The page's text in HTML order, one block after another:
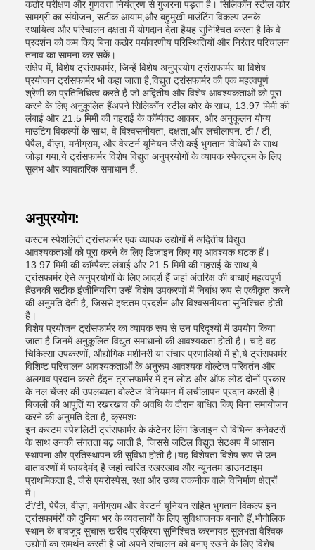
कठोर परीक्षण और गुणवत्ता नियंत्रण से गुजरना पड़ता है। सिलिकॉन स्टील कोर
सामग्री का संयोजन, सटीक आयाम,और बहुमुखी माउंटिंग विकल्प उनके
स्थायित्व और परिचालन दक्षता में योगदान देता हैयह सुनिश्चित करता है कि वे
प्रदर्शन को कम किए बिना कठोर पर्यावरणीय परिस्थितियों और निरंतर परिचालन
तनाव का सामना कर सकें।
संक्षेप में, विशेष ट्रांसफार्मर, जिन्हें विशेष अनुप्रयोग ट्रांसफार्मर या विशेष
प्रयोजन ट्रांसफार्मर भी कहा जाता है,विद्युत ट्रांसफार्मर की एक महत्वपूर्ण
श्रेणी का प्रतिनिधित्व करते हैं जो अद्वितीय और विशेष आवश्यकताओं को पूरा
करने के लिए अनुकूलित हैंअपने सिलिकॉन स्टील कोर के साथ, 13.97 मिमी की
लंबाई और 21.5 मिमी की गहराई के कॉम्पैक्ट आकार, और अनुकूलन योग्य
माउंटिंग विकल्पों के साथ, वे विश्वसनीयता, दक्षता,और लचीलापन. टी / टी,
पेपैल, वीज़ा, मनीग्राम, और वेस्टर्न यूनियन जैसे कई भुगतान विधियों के साथ
जोड़ा गया,ये ट्रांसफार्मर विशेष विद्युत अनुप्रयोगों के व्यापक स्पेक्ट्रम के लिए
सुलभ और व्यावहारिक समाधान हैं.
अनुप्रयोग:
कस्टम स्पेशलिटी ट्रांसफार्मर एक व्यापक उद्योगों में अद्वितीय विद्युत
आवश्यकताओं को पूरा करने के लिए डिज़ाइन किए गए आवश्यक घटक हैं।
13.97 मिमी की कॉम्पैक्ट लंबाई और 21.5 मिमी की गहराई के साथ,ये
ट्रांसफार्मर ऐसे अनुप्रयोगों के लिए आदर्श हैं जहां अंतरिक्ष की बाधाएं महत्वपूर्ण
हैंउनकी सटीक इंजीनियरिंग उन्हें विशेष उपकरणों में निर्बाध रूप से एकीकृत करने
की अनुमति देती है, जिससे इष्टतम प्रदर्शन और विश्वसनीयता सुनिश्चित होती
है।
विशेष प्रयोजन ट्रांसफार्मर का व्यापक रूप से उन परिदृश्यों में उपयोग किया
जाता है जिनमें अनुकूलित विद्युत समाधानों की आवश्यकता होती है। चाहे वह
चिकित्सा उपकरणों, औद्योगिक मशीनरी या संचार प्रणालियों में हो,ये ट्रांसफार्मर
विशिष्ट परिचालन आवश्यकताओं के अनुरूप आवश्यक वोल्टेज परिवर्तन और
अलगाव प्रदान करते हैंइन ट्रांसफार्मर में इन लोड और ऑफ लोड दोनों प्रकार
के नल चेंजर की उपलब्धता वोल्टेज विनियमन में लचीलापन प्रदान करती है।
बिजली की आपूर्ति या रखरखाव की अवधि के दौरान बाधित किए बिना समायोजन
करने की अनुमति देता है, क्रमशः
इन कस्टम स्पेशलिटी ट्रांसफार्मर के कंटेनर लिंग डिजाइन से विभिन्न कनेक्टरों
के साथ उनकी संगतता बढ़ जाती है, जिससे जटिल विद्युत सेटअप में आसान
स्थापना और प्रतिस्थापन की सुविधा होती है।यह विशेषता विशेष रूप से उन
वातावरणों में फायदेमंद है जहां त्वरित रखरखाव और न्यूनतम डाउनटाइम
प्राथमिकता है, जैसे एयरोस्पेस, रक्षा और उच्च तकनीक वाले विनिर्माण क्षेत्रों
में।
टी/टी, पेपैल, वीज़ा, मनीग्राम और वेस्टर्न यूनियन सहित भुगतान विकल्प इन
ट्रांसफार्मरों को दुनिया भर के व्यवसायों के लिए सुविधाजनक बनाते हैं,भौगोलिक
स्थान के बावजूद सुचारू खरीद प्रक्रिया सुनिश्चित करनायह सुलभता वैश्विक
उद्योगों का समर्थन करती है जो अपने संचालन को बनाए रखने के लिए विशेष